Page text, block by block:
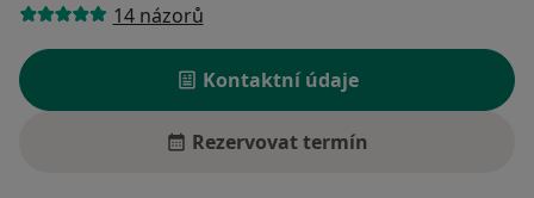
14 názorů
Kontaktní údaje
Rezervovat termín